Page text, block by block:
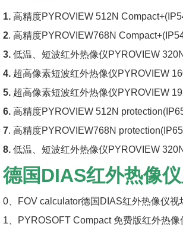
1. 高精度PYROVIEW 512N
2. 高精度PYROVIEW768N
3. 低温、短波红外热像仪PYROVIEW
4. 超高像素短波红外热像仪PYROVIEW
5. 超高像素短波红外热像仪PYROVIEW
6. 高精度PYROVIEW 512N
7. 高精度PYROVIEW768N
8. 低温、短波红外热像仪PYROVIEW
德国DIAS红外热像
0、
FOV calculator德国DIAS红外热像仪视
1、
PYROSOFT Compact 免费版红外热像